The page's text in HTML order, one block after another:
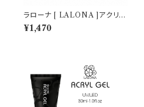
ラローナ [ LALONA ]アクリル
ジェル ( ホロカラー ) ( 30ml )
アクリルスカルプ/スカルプチュ
¥1,470